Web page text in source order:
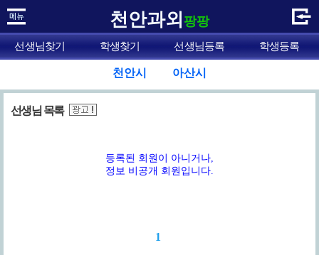
천안과외 팡팡
선생님찾기 학생찾기 선생님등록 학생등록
천안시 아산시
선생님 목록
등록된 회원이 아니거나,
정보 비공개 회원입니다.
1